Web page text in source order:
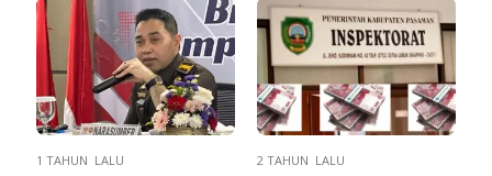
1 TAHUN LALU 2 TAHUN LALU